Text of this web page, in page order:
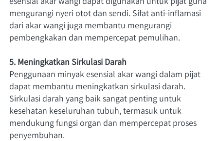
mengurangi nyeri otot dan sendi. Sifat anti-inflamasi
dari akar wangi juga membantu mengurangi
pembengkakan dan mempercepat pemulihan.
5. Meningkatkan Sirkulasi Darah
Penggunaan minyak esensial akar wangi dalam pijat
dapat membantu meningkatkan sirkulasi darah.
Sirkulasi darah yang baik sangat penting untuk
kesehatan keseluruhan tubuh, termasuk untuk
mendukung fungsi organ dan mempercepat proses
penyembuhan.